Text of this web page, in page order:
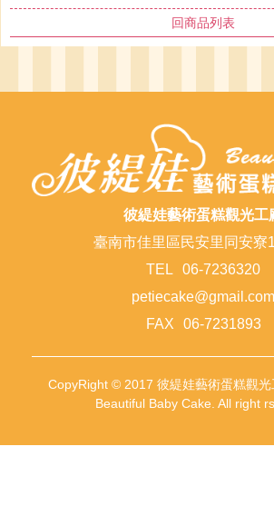
回商品列表
彼緹娃藝術蛋糕觀光工
臺南市佳里區民安里同安寮
TEL
06-7236320
petiecake@gmail.com
FAX
06-7231893
CopyRight © 2017 彼緹娃藝術蛋糕觀
Beautiful Baby Cake. All right